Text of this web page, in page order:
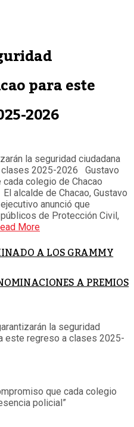
para este
2026
la seguridad ciudadana
clases 2025-2026 Gustavo
cada colegio de Chacao
alcalde de Chacao, Gustavo
anunció que
de Protección Civil,
More
A LOS GRAMMY
A PREMIOS
la seguridad
este regreso a clases 2025-
que cada colegio
policial”